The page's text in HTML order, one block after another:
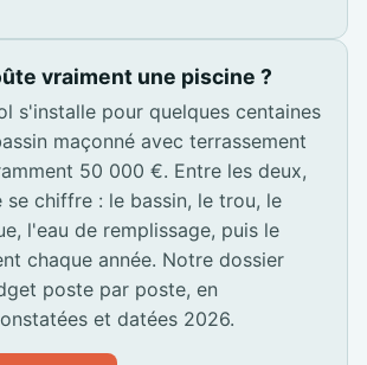
vraiment une piscine ?
s'installe pour quelques centaines
maçonné avec terrassement
50 000 €. Entre les deux,
se chiffre : le bassin, le trou, le
l'eau de remplissage, puis le
chaque année. Notre dossier
poste par poste, en
et datées 2026.